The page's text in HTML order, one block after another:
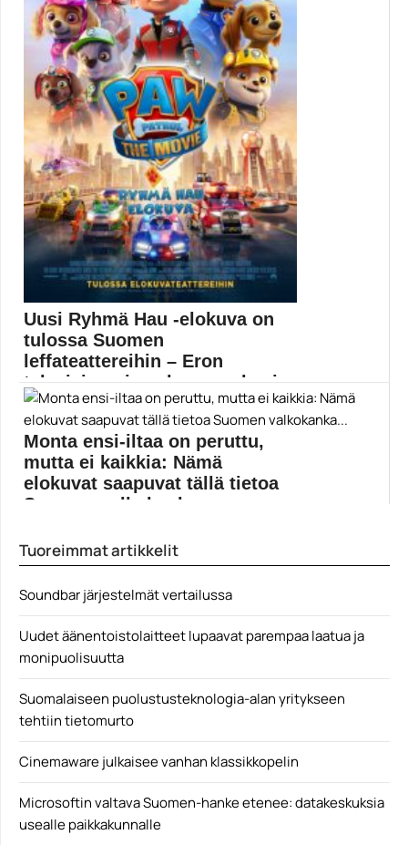
Uusi Ryhmä Hau -elokuva on
tulossa Suomen
leffateattereihin – Eron
televisiosarjaan huomaa hyvin
nop...
Paw Patrol eli Ryhmä Hau merkkaa nurkat ja...
elokuvatrailerit
Monta ensi-iltaa on peruttu,
mutta ei kaikkia: Nämä
elokuvat saapuvat tällä tietoa
Suomen valkokanka...
elokuvateattereihin tänä keväänä saapuvien...
Tuoreimmat artikkelit
Soundbar järjestelmät vertailussa
Uudet äänentoistolaitteet lupaavat parempaa laatua ja
monipuolisuutta
Suomalaiseen puolustusteknologia-alan yritykseen
tehtiin tietomurto
Cinemaware julkaisee vanhan klassikkopelin
Microsoftin valtava Suomen-hanke etenee: datakeskuksia
usealle paikkakunnalle